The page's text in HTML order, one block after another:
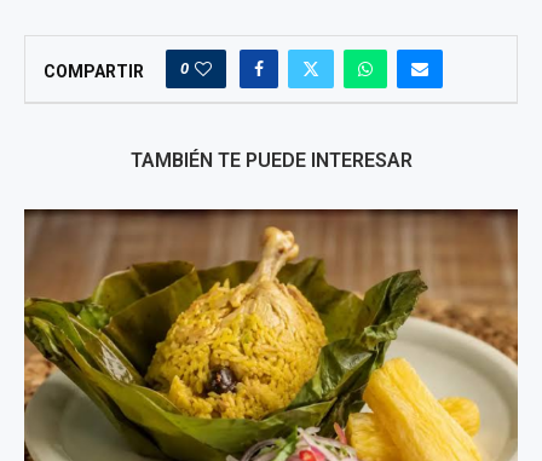
COMPARTIR 0
TAMBIÉN TE PUEDE INTERESAR